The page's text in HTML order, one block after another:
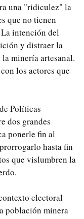
una "ridiculez" la
que no tienen
intención del
y distraer la
minería artesanal.
los actores que
Políticas
dos grandes
ponerle fin al
hasta fin
que vislumbren la
electoral
población minera